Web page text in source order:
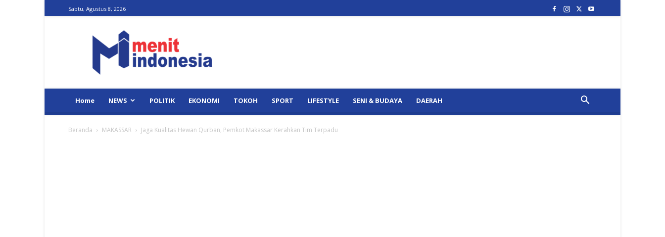
Sabtu, Agustus 8, 2026
Indonesia
Home NEWS POLITIK EKONOMI TOKOH SPORT LIFESTYLE SENI & BUDAYA DAERAH
Beranda MAKASSAR Jaga Kualitas Hewan Qurban, Pemkot Makassar Kerahkan Tim Terpadu